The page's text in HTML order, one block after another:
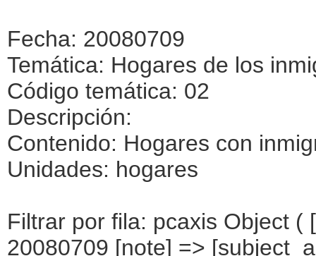
Fecha: 20080709
Temática: Hogares de los
Código temática: 02
Descripción:
Contenido: Hogares con
Unidades: hogares
Filtrar por fila: pcaxis Object ( [axis_version] => [creation_date] => 20080709 [note] => [subject_area] => Hogares de los inmigrantes [subject_code] => 02 [matrix] => 02002 [title] => Hogares con inmigrantes según origen conjunto del hogar y origen del inmigrante seleccionado para la entrevista [description] => [contents] => Hogares con inmigrantes [units] => hogares [stub] => Array ( [0] => origen conjunto del hogar ) [heading] => Array ( [0] => origen del inmigrante ) [prestext] => [values] => Array ( [:www.ine.es tel: " "+34 91 5839100 "; VALUES("origen conjunto del hogar] => Array ( [0] => Total [1] => HOGAR SÓLO CON INMIGRANTES [2] => Hogar con inmigrantes, todos ellos procedentes de países europeos [3] => Hogar con inmigrantes, todos ellos procedentes de países africanos [4] => Hogar con inmigrantes, todos ellos procedentes de americanos [5] => Hogar con inmigrantes, todos ellos procedentes de países asiáticos o de Oceanía [6] => Hogar con inmigrantes, todos ellos procedentes de alguna combinación de las agrupaciones de países anteriores [7] => HOGAR DE ESPAÑOLES E INMIGRANTES [8] => Hogar de españoles e inmigrantes procedentes de países europeos [9] => Hogar de españoles e inmigrantes procedentes de países africanos [10] => Hogar de españoles e inmigrantes procedentes de países americanos [11] => Hogar de españoles e inmigrantes procedentes de países asiáticos o de Oceanía [12] => Hogar de españoles e inmigrantes procedentes de alguna combinación de las agrupaciones de países anteriores ) [origen del inmigrante] => Array ( [0] => Total [1] => PAÍSES EUROPEOS SIN ESPAÑA [2] => UE 27 SIN ESPAÑA [3] => Reino Unido [4] => Alemania [5] => Rumanía y Bulgaria [6] => Resto UE 27 sin España [7] => Resto países europeos sin España [8] => PAÍSES AFRICANOS [9] => Marruecos [10] => Resto de países africanos [11] => PAÍSES AMERICANOS [12] => Estados Unidos y Canadá [13] =>